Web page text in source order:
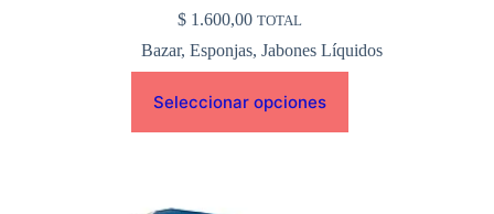
$1.600,00 TOTAL
Bazar, Esponjas, Jabones Líquidos
Seleccionar opciones